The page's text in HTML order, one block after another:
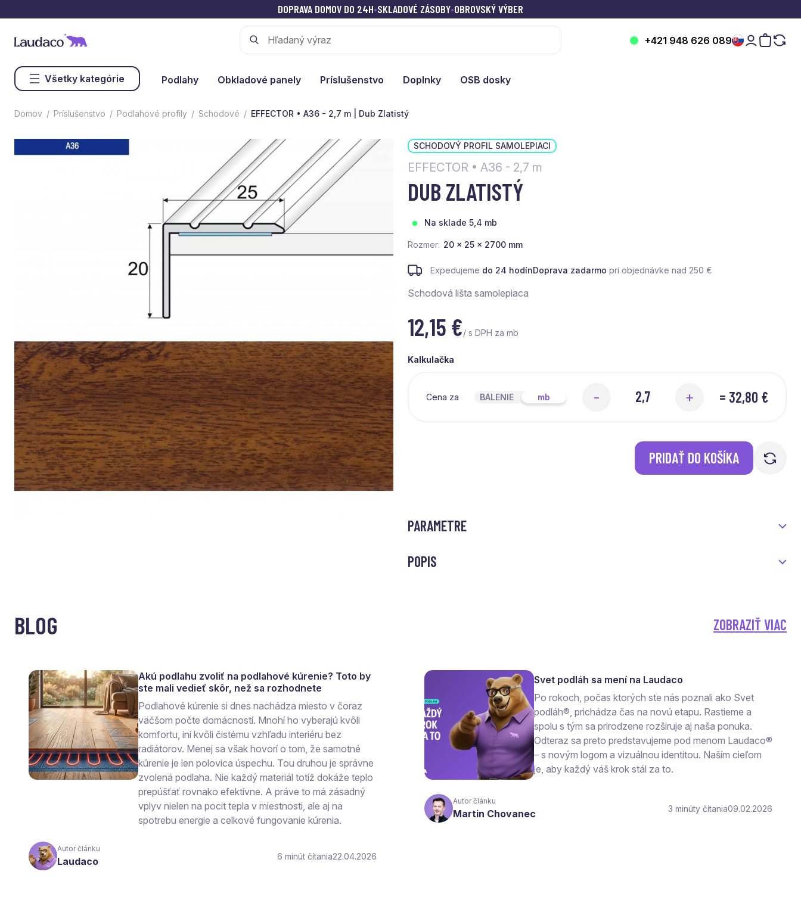
DOPRAVA DOMOV DO 24H•SKLADOVÉ ZÁSOBY•OBROVSKÝ VÝBER
+421 948 626 089
Všetky kategórie Podlahy Obkladové panely Príslušenstvo Doplnky OSB dosky
Domov Príslušenstvo Podlahové profily Schodové EFFECTOR • A36 - 2,7 m | Dub Zlatistý
SCHODOVÝ PROFIL SAMOLEPIACI
EFFECTOR • A36 - 2,7 m
DUB ZLATISTÝ
Na sklade 5,4 mb
Rozmer 20 x 25 x 2700 mm
Expedujeme do 24 hodínDoprava zadarmo pri objednávke nad 250 €
Schodová lišta samolepiaca
12,15 €/ s DPH za mb
Kalkulačka
Cena za BALENIE mb - + = 32,80 €
PRIDAŤ DO KOŠÍKA
PARAMETRE
POPIS
BLOG ZOBRAZIŤ VIAC
Akú podlahu zvoliť na podlahové kúrenie? Toto by
ste mali vedieť skôr, než sa rozhodnete
Podlahové kúrenie si dnes nachádza miesto v čoraz
väčšom počte domácností. Mnohí ho vyberajú kvôli
komfortu, iní kvôli čistému vzhľadu interiéru bez
radiátorov. Menej sa však hovorí o tom, že samotné
kúrenie je len polovica úspechu. Tou druhou je správne
zvolená podlaha. Nie každý materiál totiž dokáže teplo
prepúšťať rovnako efektívne. A práve to má zásadný
vplyv nielen na pocit tepla v miestnosti, ale aj na
spotrebu energie a celkové fungovanie kúrenia.
Autor článku
Laudaco 6 čítania22.04.2026
Svet podláh sa mení na Laudaco
Po rokoch, počas ktorých ste nás poznali ako Svet
podláh®, prichádza čas na novú etapu. Rastieme a
spolu s tým sa prirodzene rozširuje aj naša ponuka.
Odteraz sa preto predstavujeme pod menom Laudaco®
– s novým logom a vizuálnou identitou. Naším cieľom
je, aby každý váš krok stál za to.
Autor článku
Martin Chovanec 3 čítania09.02.2026